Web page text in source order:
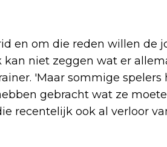
en om die reden willen de
kan niet zeggen wat er
'Maar sommige
gebracht wat ze
recentelijk ook al verloor